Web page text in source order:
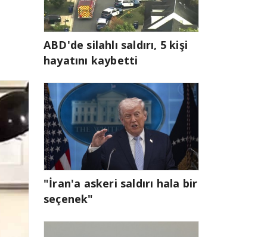
ABD'de silahlı saldırı, 5 kişi
hayatını kaybetti
"İran'a askeri saldırı hala bir
seçenek"